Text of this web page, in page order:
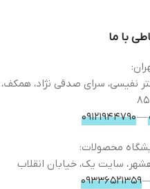
با ما
نفیسی، سرای صدقی نژاد، همکف،
—۰۹۱۲۱۹۴۴۷۹۰
محصولات:
سایت یک، خیابان انقلاب
۰۹۳۳۶۵۲۱۳۵۹